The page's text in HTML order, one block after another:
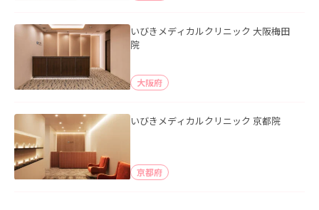
いびきメディカルクリニック 大阪梅田
院
大阪府
いびきメディカルクリニック 京都院
京都府